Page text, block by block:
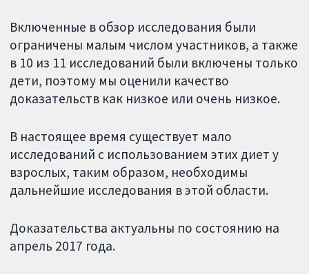
Включенные в обзор исследования были
ограничены малым числом участников, а также
в 10 из 11 исследований были включены только
дети, поэтому мы оценили качество
доказательств как низкое или очень низкое.
В настоящее время существует мало
исследований с использованием этих диет у
взрослых, таким образом, необходимы
дальнейшие исследования в этой области.
Доказательства актуальны по состоянию на
апрель 2017 года.